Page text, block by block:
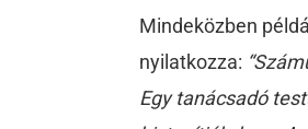
Mindeközben
nyilatkozza:
Egy tanácsadó